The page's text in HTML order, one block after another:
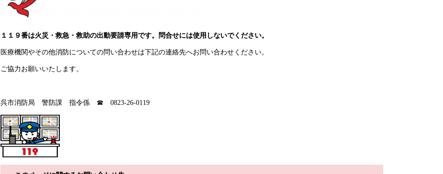
１１９番は火災・救急・救助の出動要請専用です。問合せには使用しないでください。
医療機関やその他消防についての問い合わせは下記の連絡先へお問い合わせください。
ご協力お願いいたします。
呉市消防局 警防課 指令係 ☎ 0823-26-0119